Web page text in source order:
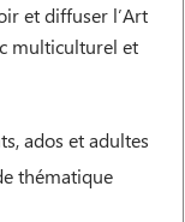
et diffuser l’Art
multiculturel et
ados et adultes
thématique